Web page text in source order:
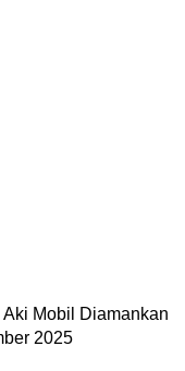
Mobil Diamankan
2025